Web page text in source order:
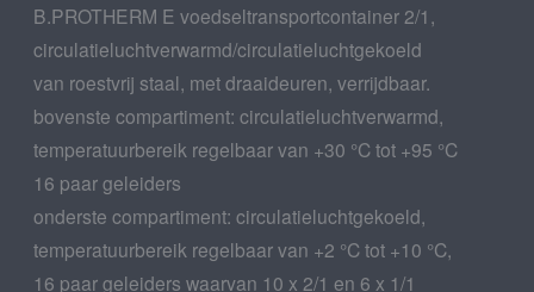
B.PROTHERM E voedseltransportcontainer 2/1,
circulatieluchtverwarmd/circulatieluchtgekoeld
van roestvrij staal, met draaideuren, verrijdbaar.
bovenste compartiment: circulatieluchtverwarmd,
temperatuurbereik regelbaar van +30 °C tot +95 °C
16 paar geleiders
onderste compartiment: circulatieluchtgekoeld,
temperatuurbereik regelbaar van +2 °C tot +10 °C,
16 paar geleiders waarvan 10 x 2/1 en 6 x 1/1